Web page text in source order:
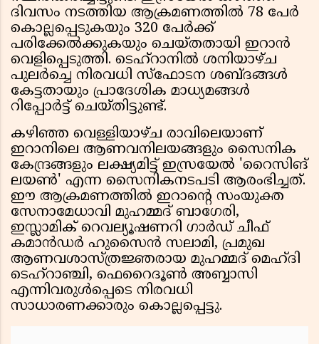
ദിവസം നടത്തിയ ആക്രമണത്തിൽ 78 പേർ
കൊല്ലപ്പെടുകയും 320 പേർക്ക്
പരിക്കേൽക്കുകയും ചെയ്തതായി ഇറാൻ
വെളിപ്പെടുത്തി. ടെഹ്‌റാനിൽ ശനിയാഴ്ച
പുലർച്ചെ നിരവധി സ്ഫോടന ശബ്ദങ്ങൾ
കേട്ടതായും പ്രാദേശിക മാധ്യമങ്ങൾ
റിപ്പോർട്ട് ചെയ്തിട്ടുണ്ട്.
കഴിഞ്ഞ വെള്ളിയാഴ്ച രാവിലെയാണ്
ഇറാനിലെ ആണവനിലയങ്ങളും സൈനിക
കേന്ദ്രങ്ങളും ലക്ഷ്യമിട്ട് ഇസ്രയേൽ 'റൈസിങ്
ലയൺ' എന്ന സൈനികനടപടി ആരംഭിച്ചത്.
ഈ ആക്രമണത്തിൽ ഇറാൻ്റെ സംയുക്ത
സേനാമേധാവി മുഹമ്മദ് ബാഗേരി,
ഇസ്ലാമിക് റെവല്യൂഷണറി ഗാർഡ് ചീഫ്
കമാൻഡർ ഹുസൈൻ സലാമി, പ്രമുഖ
ആണവശാസ്ത്രജ്ഞരായ മുഹമ്മദ് മെഹ്‌ദി
ടെഹ്റാഞ്ചി, ഫെറൈദൂൺ അബ്ബാസി
എന്നിവരുൾപ്പെടെ നിരവധി
സാധാരണക്കാരും കൊല്ലപ്പെട്ടു.